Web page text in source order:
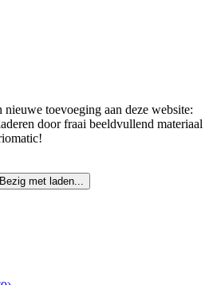
nieuwe toevoeging aan deze website:
door fraai beeldvullend materiaal
Bezig met laden...